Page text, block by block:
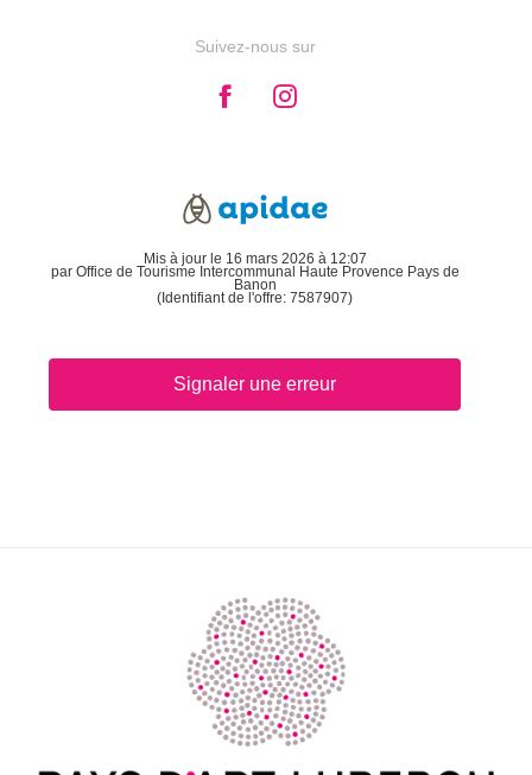
Suivez-nous sur
Mis à jour le 16 mars 2026 à 12:07
par Office de Tourisme Intercommunal Haute Provence Pays de
Banon
(Identifiant de l'offre: 7587907)
Signaler une erreur